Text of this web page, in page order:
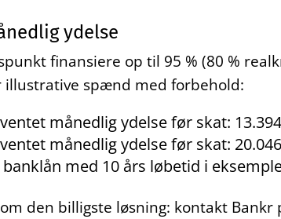
ydelse
finansiere op til 95 % (80 %
illustrative spænd med forbehold:
månedlig ydelse før skat:
månedlig ydelse før skat:
med 10 års løbetid i
den billigste løsning: kontakt Bankr